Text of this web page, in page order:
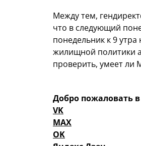
Между тем,
что в следующий
понедельник к 9
жилищной политики
проверить, умеет ли
Добро пожаловать
VK
MAX
OK